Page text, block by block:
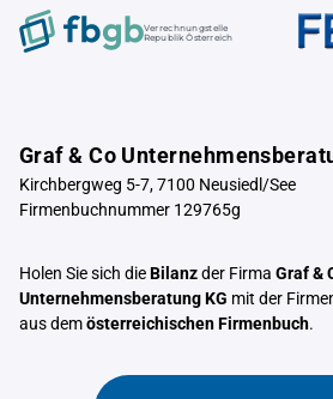
Verrechnungstelle
Republik Österreich
Graf & Co
Kirchbergweg 5-7, 7100 Neusiedl/See
Firmenbuchnummer 129765g
Holen Sie sich dieBilanzder Firma Graf &
Unternehmensberatung KG mit der
aus demösterreichischen Firmenbuch.